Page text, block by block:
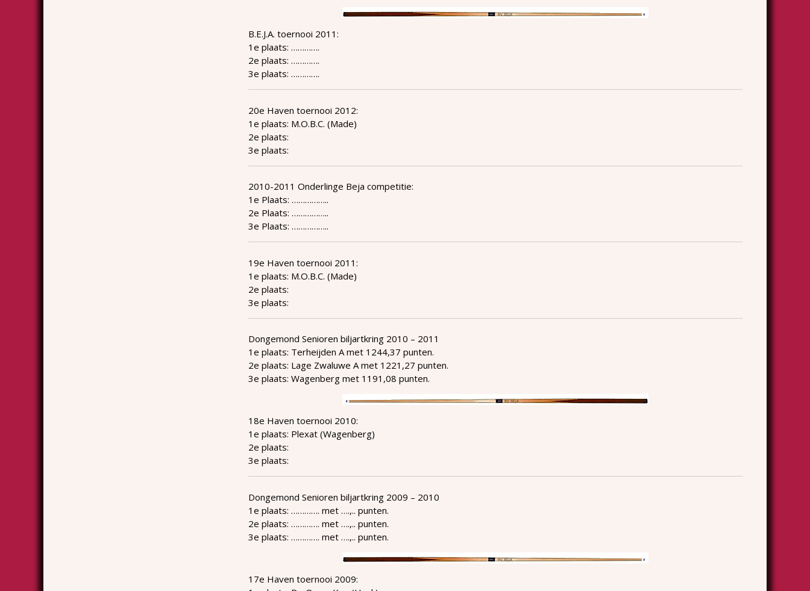
B.E.J.A. toernooi 2011:
1e plaats: ………….
2e plaats: ………….
3e plaats: ………….
20e Haven toernooi 2012:
1e plaats: M.O.B.C. (Made)
2e plaats:
3e plaats:
2010-2011 Onderlinge Beja competitie:
1e Plaats: ……………..
2e Plaats: ……………..
3e Plaats: ……………..
19e Haven toernooi 2011:
1e plaats: M.O.B.C. (Made)
2e plaats:
3e plaats:
Dongemond Senioren biljartkring 2010 – 2011
1e plaats: Terheijden A met 1244,37 punten.
2e plaats: Lage Zwaluwe A met 1221,27 punten.
3e plaats: Wagenberg met 1191,08 punten.
18e Haven toernooi 2010:
1e plaats: Plexat (Wagenberg)
2e plaats:
3e plaats:
Dongemond Senioren biljartkring 2009 – 2010
1e plaats: …………. met ….,.. punten.
2e plaats: …………. met ….,.. punten.
3e plaats: …………. met ….,.. punten.
17e Haven toernooi 2009: